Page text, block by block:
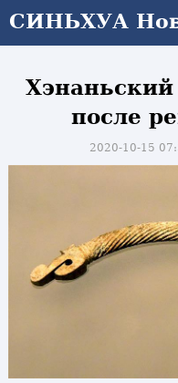
СИНЬХУА
после
2020-10-15